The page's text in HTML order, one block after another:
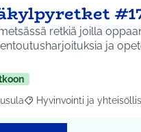
retkiä joilla
ja
aihepiirin mukaan: Koko
Rajaa tulokset teeman
Hyvinvointi ja